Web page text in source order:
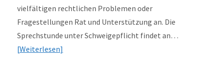
vielfältigen rechtlichen Problemen oder
Fragestellungen Rat und Unterstützung an. Die
Sprechstunde unter Schweigepflicht findet an…
Weiterlesen